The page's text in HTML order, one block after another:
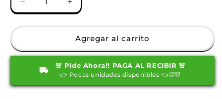
Reducir
cantidad
para
ULTRA
REALISTA
RENATO
Aumentar
cantidad
para
DILDO
ULTRA
REALISTA
RENATO
Agregar al carrito
🚨 Pide Ahora!! PAGA AL RECIBIR 🚨
👉 Pocas unidades disponibles 👈🥵😈